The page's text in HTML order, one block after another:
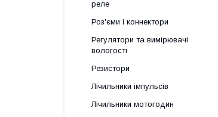
реле
Роз'єми і коннектори
Регулятори та вимірювачі
вологості
Резистори
Лічильники імпульсів
Лічильники мотогодин